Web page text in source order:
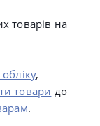
товарів на
,
товари до
.